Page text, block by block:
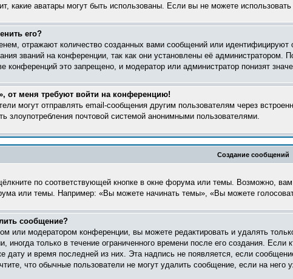
какие аватары могут быть использованы. Если вы не можете
его?
отражают количество созданных вами сообщений или
званий на конференции, так как они установлены её
конференций это запрещено, и модератор или администратор понизят
от меня требуют войти на конференцию!
могут отправлять email-сообщения другим пользователям через
злоупотребления почтовой системой анонимными пользователями.
Создание сообщений
по соответствующей кнопке в окне форума или темы. Возможно,
или темы. Например: «Вы можете начинать темы», «Вы можете
сообщение?
или модератором конференции, вы можете редактировать и удалять
иногда только в течение ограниченного времени после его создания.
дату и время последней из них. Эта надпись не появляется, если
что обычные пользователи не могут удалить сообщение, если на него